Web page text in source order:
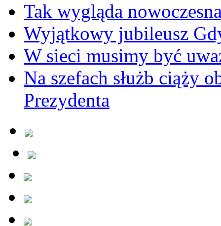
Tak wygląda
Wyjątkowy jubileusz
W sieci musimy być
Na szefach służb ciąży
Prezydenta